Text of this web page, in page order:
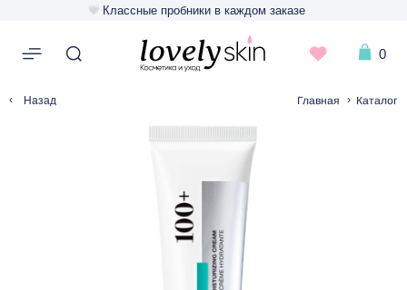
Классные пробники в каждом заказе
Назад Главная › Каталог
‹